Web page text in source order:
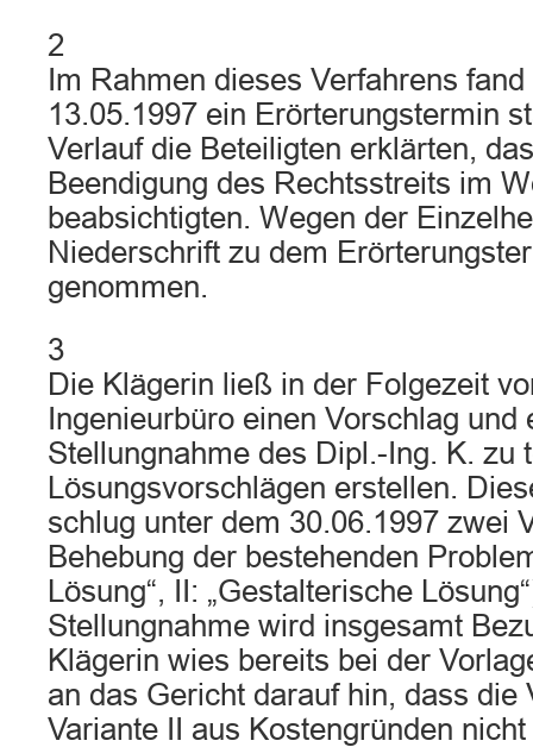
2
Im Rahmen dieses Verfahrens
13.05.1997 ein Erörterungstermin
Verlauf die Beteiligten erklärten,
Beendigung des Rechtsstreits im
beabsichtigten. Wegen der
Niederschrift zu dem
genommen.
3
Die Klägerin ließ in der Folgezeit
Ingenieurbüro einen Vorschlag
Stellungnahme des Dipl.-Ing. K. zu
Lösungsvorschlägen erstellen.
schlug unter dem 30.06.1997 zwei
Behebung der bestehenden
Lösung“, II: „Gestalterische
Stellungnahme wird insgesamt
Klägerin wies bereits bei der
an das Gericht darauf hin, dass die
Variante II aus Kostengründen